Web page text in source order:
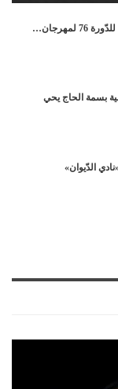
بسمة الحاج يحي
الدّيوان»